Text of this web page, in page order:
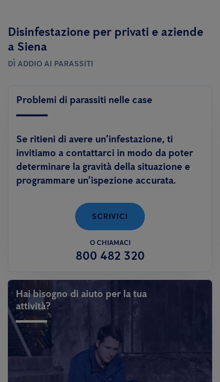
Disinfestazione per privati ​​e aziende
a Siena
DÌ ADDIO AI PARASSITI
Problemi di parassiti nelle case
Se ritieni di avere un’infestazione, ti
invitiamo a contattarci in modo da poter
determinare la gravità della situazione e
programmare un’ispezione accurata.
SCRIVICI
O CHIAMACI
800 482 320
Hai bisogno di aiuto per la tua
attività?